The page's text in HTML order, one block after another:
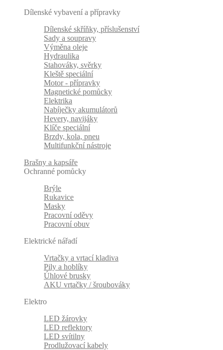
Dílenské vybavení a přípravky
Dílenské skříňky, příslušenství
Sady a soupravy
Výměna oleje
Hydraulika
Stahováky, svěrky
Kleště speciální
Motor - přípravky
Magnetické pomůcky
Elektrika
Nabíječky akumulátorů
Hevery, navijáky
Klíče speciální
Brzdy, kola, pneu
Multifunkční nástroje
Brašny a kapsáře
Ochranné pomůcky
Brýle
Rukavice
Masky
Pracovní oděvy
Pracovní obuv
Elektrické nářadí
Vrtačky a vrtací kladiva
Pily a hoblíky
Úhlové brusky
AKU vrtačky / šroubováky
Elektro
LED žárovky
LED reflektory
LED svítilny
Prodlužovací kabely